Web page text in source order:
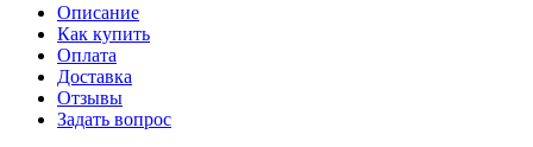
Описание
Как купить
Оплата
Доставка
Отзывы
Задать вопрос